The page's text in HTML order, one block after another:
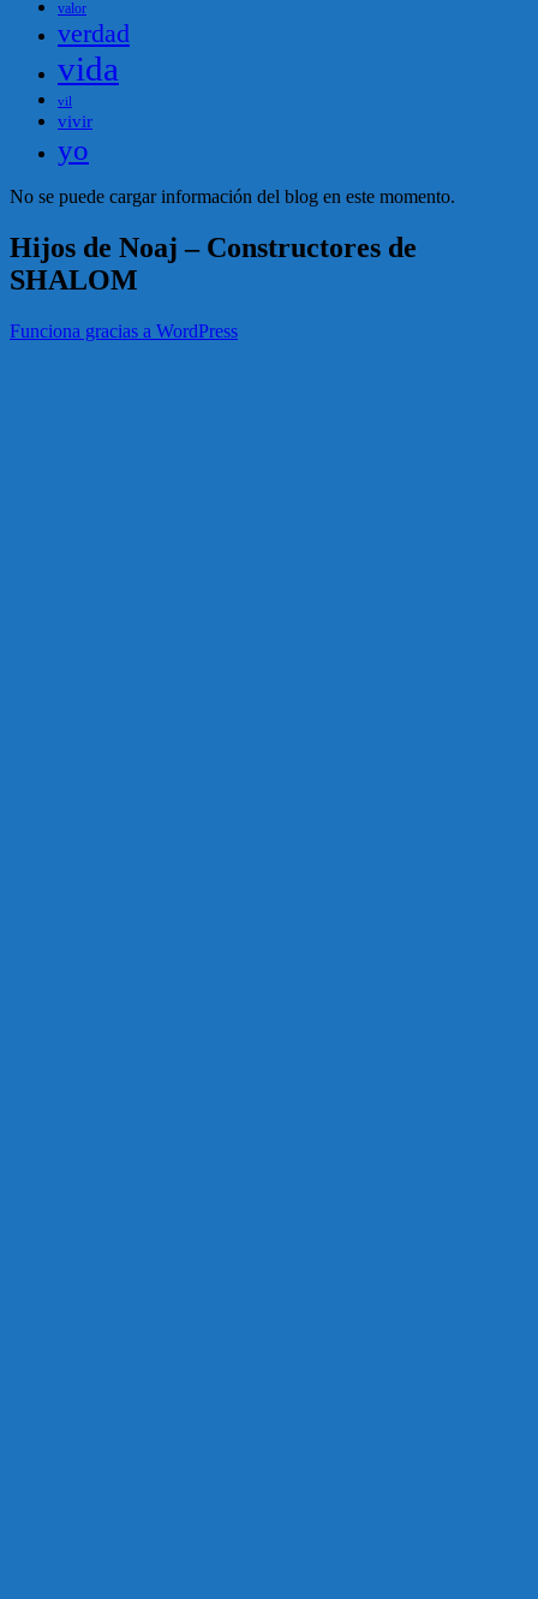
valor
verdad
vida
vil
vivir
yo
No se puede cargar información del blog en este momento.
Hijos de Noaj – Constructores de
SHALOM
Funciona gracias a WordPress